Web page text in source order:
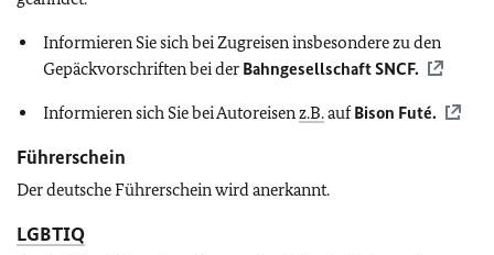
Informieren Sie sich bei Zugreisen insbesondere zu den
Gepäckvorschriften bei der Bahngesellschaft SNCF.
Informieren sich Sie bei Autoreisenz.B.aufBison Futé.
Führerschein
Der deutsche Führerschein wird anerkannt.
LGBTIQ